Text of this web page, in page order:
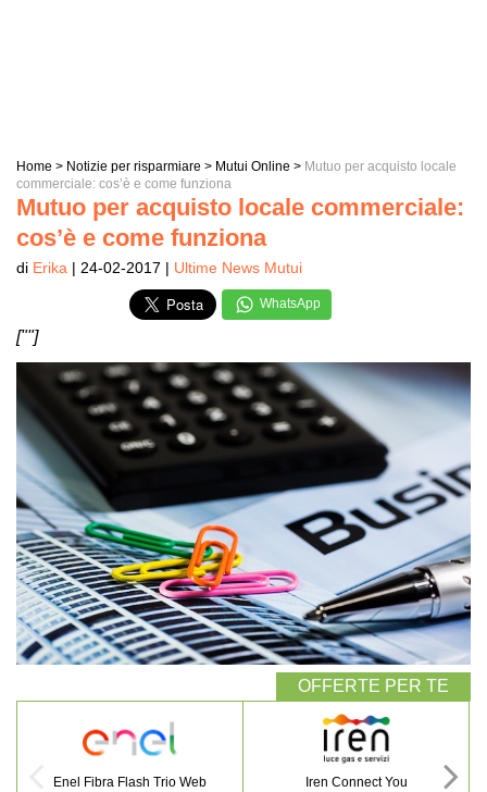
Home > Notizie per risparmiare > Mutui Online > Mutuo per acquisto locale
commerciale: cos’è e come funziona
Mutuo per acquisto locale commerciale:
cos’è e come funziona
di Erika | 24-02-2017 | Ultime News Mutui
WhatsApp
[""]
Enel Fibra Flash Trio Web Iren Connect You